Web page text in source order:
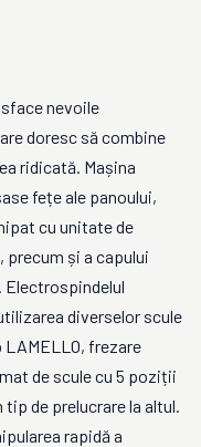
nevoile
doresc să combine
ridicată. Mașina
fețe ale panoului,
cu unitate de
precum și a capului
Electrospindelul
diverselor scule
frezare
de scule cu 5 poziții
de prelucrare la altul.
rapidă a